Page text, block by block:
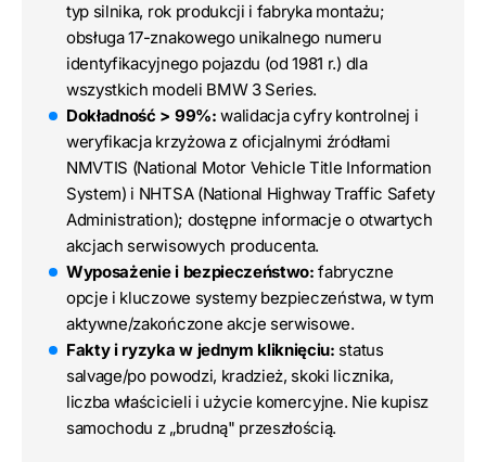
typ silnika, rok produkcji i fabryka montażu;
obsługa 17-znakowego unikalnego numeru
identyfikacyjnego pojazdu (od 1981 r.) dla
wszystkich modeli BMW 3 Series.
Dokładność > 99%: walidacja cyfry kontrolnej i
weryfikacja krzyżowa z oficjalnymi źródłami
NMVTIS (National Motor Vehicle Title Information
System) i NHTSA (National Highway Traffic Safety
Administration); dostępne informacje o otwartych
akcjach serwisowych producenta.
Wyposażenie i bezpieczeństwo: fabryczne
opcje i kluczowe systemy bezpieczeństwa, w tym
aktywne/zakończone akcje serwisowe.
Fakty i ryzyka w jednym kliknięciu: status
salvage/po powodzi, kradzież, skoki licznika,
liczba właścicieli i użycie komercyjne. Nie kupisz
samochodu z „brudną" przeszłością.